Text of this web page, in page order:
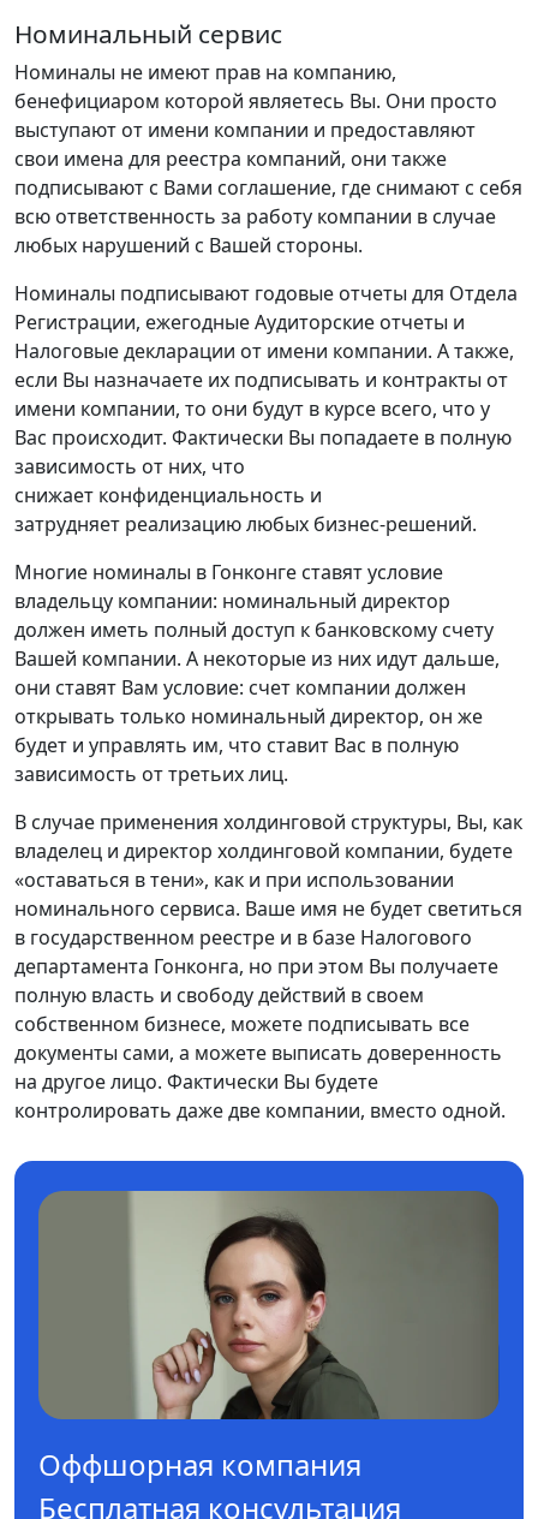
Номинальный сервис
Номиналы не имеют прав на компанию,
бенефициаром которой являетесь Вы. Они просто
выступают от имени компании и предоставляют
свои имена для реестра компаний, они также
подписывают с Вами соглашение, где снимают с себя
всю ответственность за работу компании в случае
любых нарушений с Вашей стороны.
Номиналы подписывают годовые отчеты для Отдела
Регистрации, ежегодные Аудиторские отчеты и
Налоговые декларации от имени компании. А также,
если Вы назначаете их подписывать и контракты от
имени компании, то они будут в курсе всего, что у
Вас происходит. Фактически Вы попадаете в полную
зависимость от них, что
снижает конфиденциальность и
затрудняет реализацию любых бизнес-решений.
Многие номиналы в Гонконге ставят условие
владельцу компании: номинальный директор
должен иметь полный доступ к банковскому счету
Вашей компании. А некоторые из них идут дальше,
они ставят Вам условие: счет компании должен
открывать только номинальный директор, он же
будет и управлять им, что ставит Вас в полную
зависимость от третьих лиц.
В случае применения холдинговой структуры, Вы, как
владелец и директор холдинговой компании, будете
«оставаться в тени», как и при использовании
номинального сервиса. Ваше имя не будет светиться
в государственном реестре и в базе Налогового
департамента Гонконга, но при этом Вы получаете
полную власть и свободу действий в своем
собственном бизнесе, можете подписывать все
документы сами, а можете выписать доверенность
на другое лицо. Фактически Вы будете
контролировать даже две компании, вместо одной.
Оффшорная компания
Бесплатная консультация